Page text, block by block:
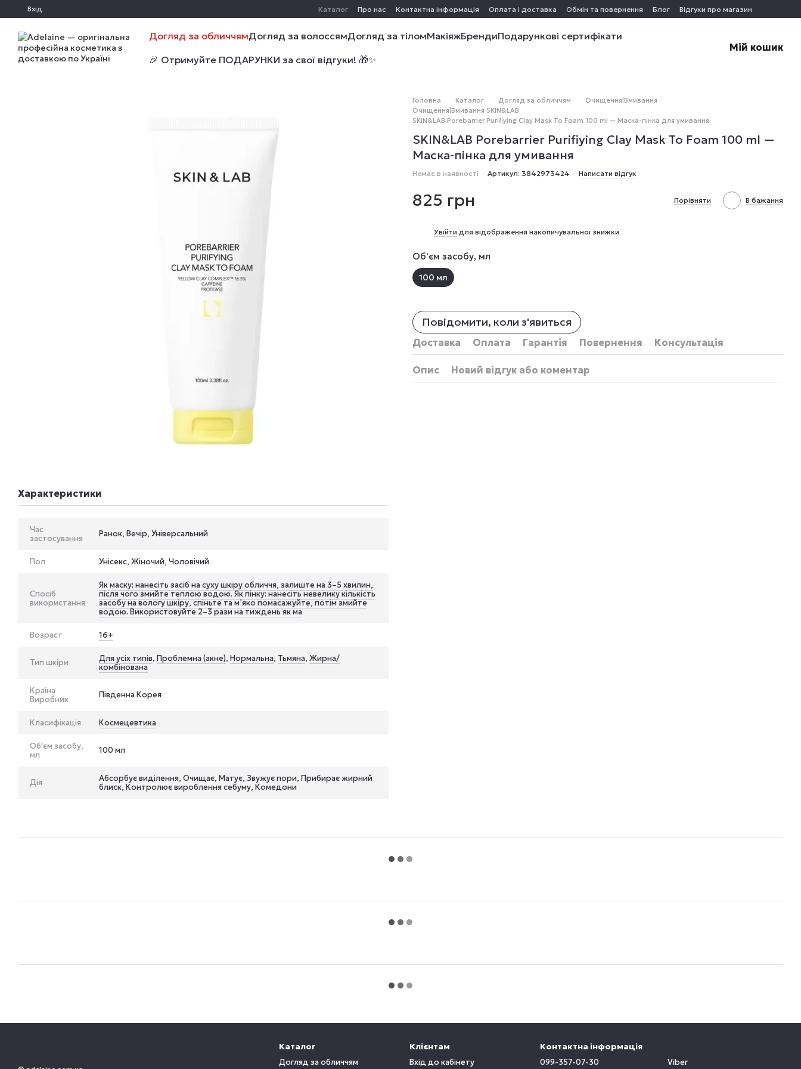
Перейти до основного контенту
Вхід Каталог Про нас Контактна інформація Оплата і доставка Обмін та повернення Блог Відгуки про магазин
Догляд за обличчямДогляд за волоссямДогляд за тіломМакіяжБрендиПодарункові сертифікати
🎉 Отримуйте ПОДАРУНКИ за свої відгуки! 🎁✨
Мій кошик
Характеристики
Час
застосування
Ранок, Вечір, Універсальний
Пол Унісекс, Жіночий, Чоловічий
Спосіб
використання
Як маску: нанесіть засіб на суху шкіру обличчя, залиште на 3–5 хвилин,
після чого змийте теплою водою. Як пінку: нанесіть невелику кількість
засобу на вологу шкіру, спіньте та м’яко помасажуйте, потім змийте
водою. Використовуйте 2–3 рази на тиждень як ма
Возраст 16+
Тип шкіри Для усіх типів, Проблемна (акне), Нормальна, Тьмяна, Жирна/
комбінована
Країна
Виробник
Південна Корея
Класифікація Космецевтика
Об'єм засобу,
мл
100 мл
Дія
Абсорбує виділення, Очищає, Матує, Звужує пори, Прибирає жирний
блиск, Контролює вироблення себуму, Комедони
Головна Каталог Догляд за обличчям
Очищення|Вмивання
Очищення|Вмивання SKIN&LAB
SKIN&LAB Porebarrier Purifiying Clay Mask To Foam 100 ml — Маска-пінка для умивання
SKIN&LAB Porebarrier Purifiying Clay Mask To Foam 100 ml —
Маска-пінка для умивання
Немає в наявності Артикул: 3842973424 Написати відгук
825 грн Порівняти В бажання
Увійти для відображення накопичувальної знижки
Об'єм засобу, мл
100 мл
Повідомити, коли з'явиться
Доставка Оплата Гарантія Повернення Консультація
Опис Новий відгук або коментар
Каталог
Догляд за обличчям
Клієнтам
Вхід до кабінету
Контактна інформація
099-357-07-30 Viber